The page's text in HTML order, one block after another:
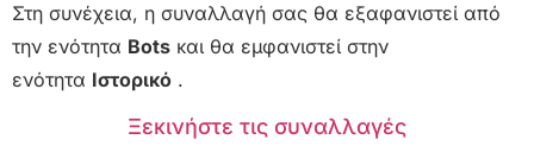
Στη συνέχεια, η συναλλαγή σας θα εξαφανιστεί από
την ενότητα Bots και θα εμφανιστεί στην
ενότητα Ιστορικό .
Ξεκινήστε τις συναλλαγές